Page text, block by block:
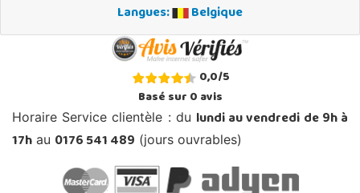
Langues:
Belgique
0,0/5
Basé sur0avis
Horaire Service clientèle : du lundi au vendredi de 9h à
17h au 0176 541 489 (jours ouvrables)